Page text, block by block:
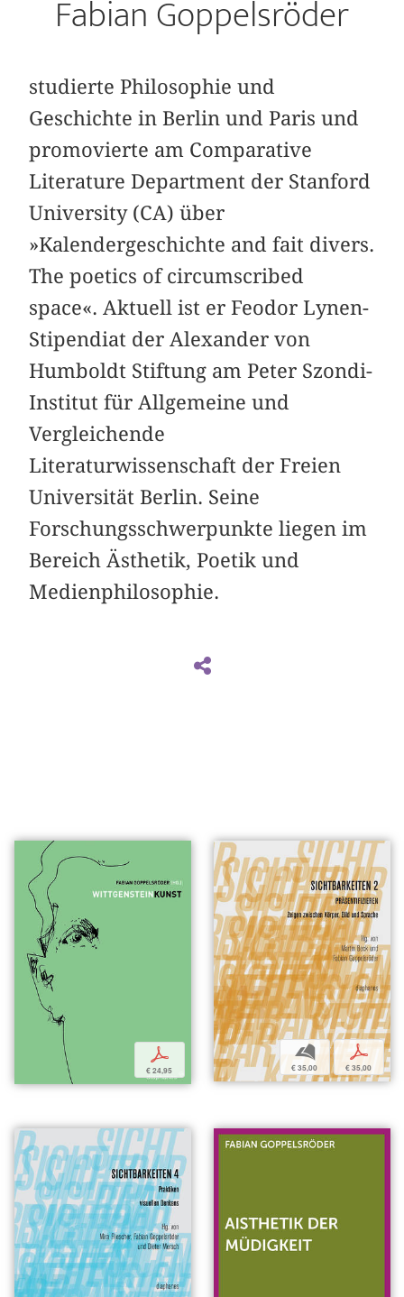
Fabian Goppelsröder
studierte Philosophie und
Geschichte in Berlin und Paris und
promovierte am Comparative
Literature Department der Stanford
University (CA) über
»Kalendergeschichte and fait divers.
The poetics of circumscribed
space«. Aktuell ist er Feodor Lynen-
Stipendiat der Alexander von
Humboldt Stiftung am Peter Szondi-
Institut für Allgemeine und
Vergleichende
Literaturwissenschaft der Freien
Universität Berlin. Seine
Forschungsschwerpunkte liegen im
Bereich Ästhetik, Poetik und
Medienphilosophie.
p
€ 24,95
b
€ 35,00
p
€ 35,00